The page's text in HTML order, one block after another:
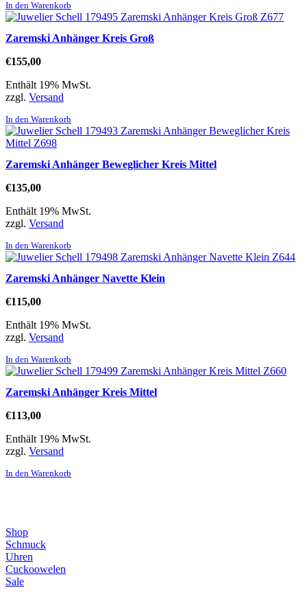
In den Warenkorb
Zaremski Anhänger Kreis Groß
€155,00
Enthält 19% MwSt.
zzgl. Versand
In den Warenkorb
Zaremski Anhänger Beweglicher Kreis Mittel
€135,00
Enthält 19% MwSt.
zzgl. Versand
In den Warenkorb
Zaremski Anhänger Navette Klein
€115,00
Enthält 19% MwSt.
zzgl. Versand
In den Warenkorb
Zaremski Anhänger Kreis Mittel
€113,00
Enthält 19% MwSt.
zzgl. Versand
In den Warenkorb
Shop
Schmuck
Uhren
Cuckoowelen
Sale